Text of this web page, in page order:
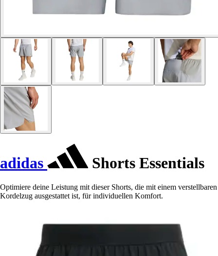
adidas Shorts Essentials
Optimiere deine Leistung mit dieser Shorts, die mit einem verstellbaren
Kordelzug ausgestattet ist, für individuellen Komfort.